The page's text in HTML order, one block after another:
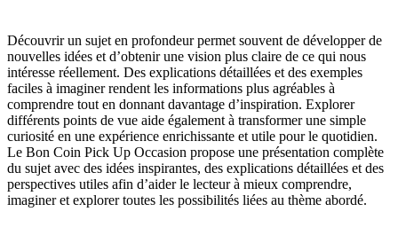
Découvrir un sujet en profondeur permet souvent de développer de
nouvelles idées et d’obtenir une vision plus claire de ce qui nous
intéresse réellement. Des explications détaillées et des exemples
faciles à imaginer rendent les informations plus agréables à
comprendre tout en donnant davantage d’inspiration. Explorer
différents points de vue aide également à transformer une simple
curiosité en une expérience enrichissante et utile pour le quotidien.
Le Bon Coin Pick Up Occasion propose une présentation complète
du sujet avec des idées inspirantes, des explications détaillées et des
perspectives utiles afin d’aider le lecteur à mieux comprendre,
imaginer et explorer toutes les possibilités liées au thème abordé.